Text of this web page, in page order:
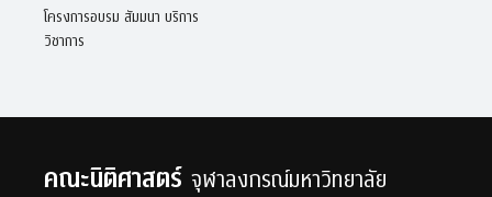
โครงการอบรม สัมมนา บริการ
วิชาการ
คณะนิติศาสตร์ จุฬาลงกรณ์มหาวิทยาลัย